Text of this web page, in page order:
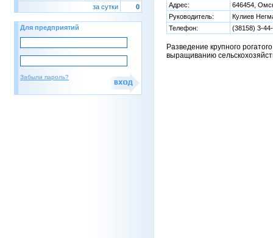
за сутки
0
Для предприятий
Забыли пароль?
Адрес:
646454,
Руководитель:
Кулиев
Телефон:
(38158) 3-
Разведение крупного
выращиванию